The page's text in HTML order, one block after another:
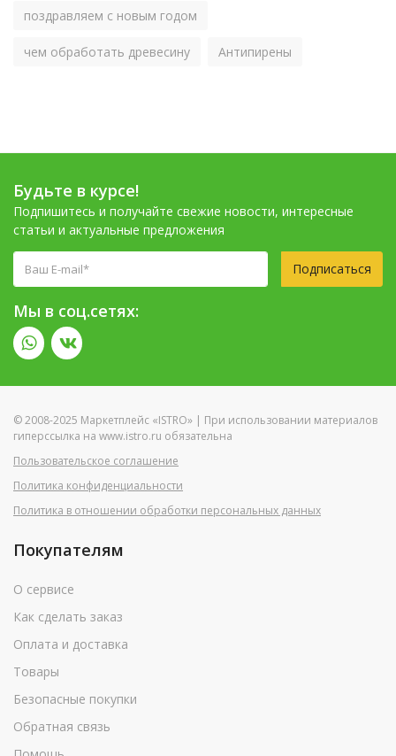
поздравляем с новым годом
чем обработать древесину Антипирены
Будьте в курсе!
Подпишитесь и получайте свежие новости, интересные
статьи и актуальные предложения
Подписаться
Мы в соц.сетях:
© 2008-2025 Маркетплейс «ISTRO» | При использовании материалов
гиперссылка на www.istro.ru обязательна
Пользовательское соглашение
Политика конфиденциальности
Политика в отношении обработки персональных данных
Покупателям
О сервисе
Как сделать заказ
Оплата и доставка
Товары
Безопасные покупки
Обратная связь